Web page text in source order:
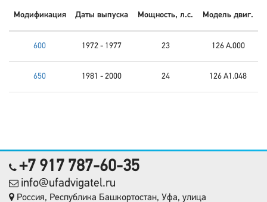
Модификация Даты выпуска Мощность, л.с. Модель двиг.
600 1972 - 1977 23 126 A.000
650 1981 - 2000 24 126 A1.048
+7 917 787-60-35
info@ufadvigatel.ru
Россия, Республика Башкортостан, Уфа, улица